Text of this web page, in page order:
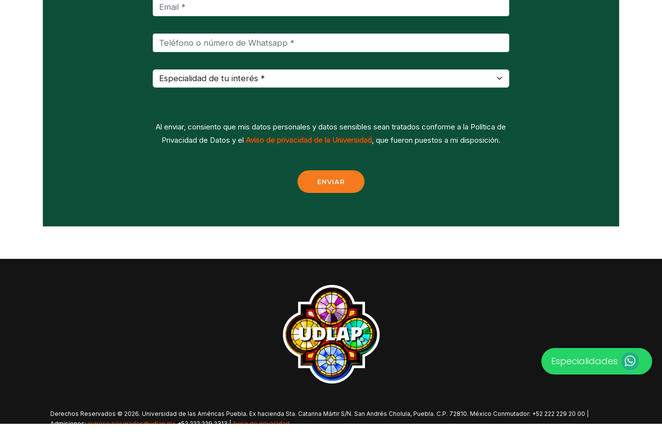
Al enviar, consiento que mis datos personales y datos sensibles sean tratados conforme a la Política de
Privacidad de Datos y el Aviso de privacidad de la Universidad, que fueron puestos a mi disposición.
ENVIAR
Derechos Reservados © 2026. Universidad de las Américas Puebla. Ex hacienda Sta. Catarina Mártir S/N. San Andrés Cholula, Puebla. C.P. 72810. México Conmutador: +52 222 229 20 00 |
Admisiones:ingreso.posgrados@udlap.mx+52 222 229 2313 |Aviso de privacidad.
Especialidades